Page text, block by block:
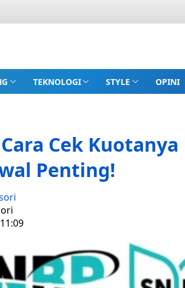
TEKNOLOGI STYLE OPINI
Cek Kuotanya
Penting!